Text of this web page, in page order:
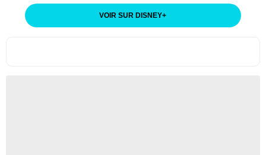
VOIR SUR DISNEY+